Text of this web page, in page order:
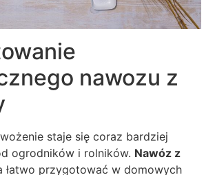
nawozu z
staje się coraz bardziej
ogrodników i rolników. Nawóz z
łatwo przygotować w domowych